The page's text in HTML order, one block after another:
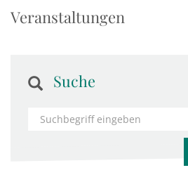
Veranstaltungen
Suche